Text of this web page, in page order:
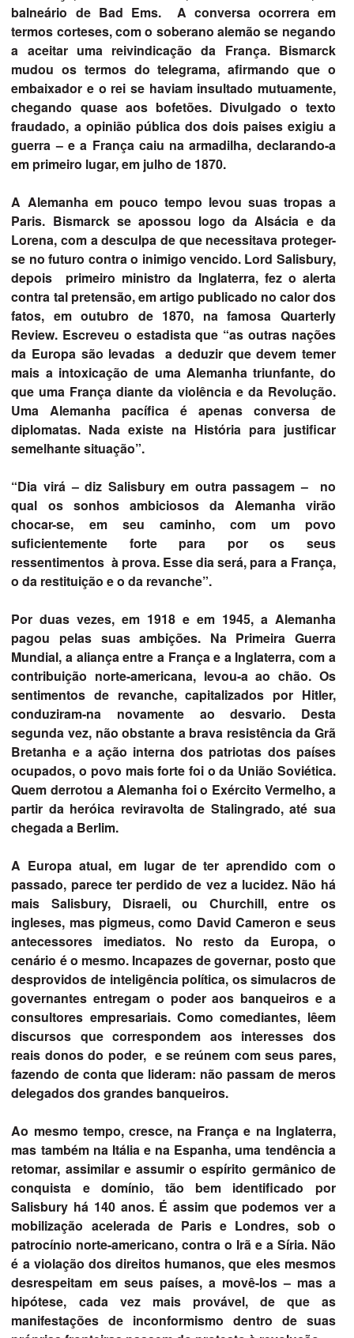
balneário de Bad Ems. A conversa ocorrera em
termos corteses, com o soberano alemão se negando
a aceitar uma reivindicação da França. Bismarck
mudou os termos do telegrama, afirmando que o
embaixador e o rei se haviam insultado mutuamente,
chegando quase aos bofetões. Divulgado o texto
fraudado, a opinião pública dos dois paises exigiu a
guerra – e a França caiu na armadilha, declarando-a
em primeiro lugar, em julho de 1870.
A Alemanha em pouco tempo levou suas tropas a
Paris. Bismarck se apossou logo da Alsácia e da
Lorena, com a desculpa de que necessitava proteger-
se no futuro contra o inimigo vencido. Lord Salisbury,
depois primeiro ministro da Inglaterra, fez o alerta
contra tal pretensão, em artigo publicado no calor dos
fatos, em outubro de 1870, na famosa Quarterly
Review. Escreveu o estadista que “as outras nações
da Europa são levadas a deduzir que devem temer
mais a intoxicação de uma Alemanha triunfante, do
que uma França diante da violência e da Revolução.
Uma Alemanha pacífica é apenas conversa de
diplomatas. Nada existe na História para justificar
semelhante situação”.
“Dia virá – diz Salisbury em outra passagem – no
qual os sonhos ambiciosos da Alemanha virão
chocar-se, em seu caminho, com um povo
suficientemente forte para por os seus
ressentimentos à prova. Esse dia será, para a França,
o da restituição e o da revanche”.
Por duas vezes, em 1918 e em 1945, a Alemanha
pagou pelas suas ambições. Na Primeira Guerra
Mundial, a aliança entre a França e a Inglaterra, com a
contribuição norte-americana, levou-a ao chão. Os
sentimentos de revanche, capitalizados por Hitler,
conduziram-na novamente ao desvario. Desta
segunda vez, não obstante a brava resistência da Grã
Bretanha e a ação interna dos patriotas dos países
ocupados, o povo mais forte foi o da União Soviética.
Quem derrotou a Alemanha foi o Exército Vermelho, a
partir da heróica reviravolta de Stalingrado, até sua
chegada a Berlim.
A Europa atual, em lugar de ter aprendido com o
passado, parece ter perdido de vez a lucidez. Não há
mais Salisbury, Disraeli, ou Churchill, entre os
ingleses, mas pigmeus, como David Cameron e seus
antecessores imediatos. No resto da Europa, o
cenário é o mesmo. Incapazes de governar, posto que
desprovidos de inteligência política, os simulacros de
governantes entregam o poder aos banqueiros e a
consultores empresariais. Como comediantes, lêem
discursos que correspondem aos interesses dos
reais donos do poder, e se reúnem com seus pares,
fazendo de conta que lideram: não passam de meros
delegados dos grandes banqueiros.
Ao mesmo tempo, cresce, na França e na Inglaterra,
mas também na Itália e na Espanha, uma tendência a
retomar, assimilar e assumir o espírito germânico de
conquista e domínio, tão bem identificado por
Salisbury há 140 anos. É assim que podemos ver a
mobilização acelerada de Paris e Londres, sob o
patrocínio norte-americano, contra o Irã e a Síria. Não
é a violação dos direitos humanos, que eles mesmos
desrespeitam em seus países, a movê-los – mas a
hipótese, cada vez mais provável, de que as
manifestações de inconformismo dentro de suas